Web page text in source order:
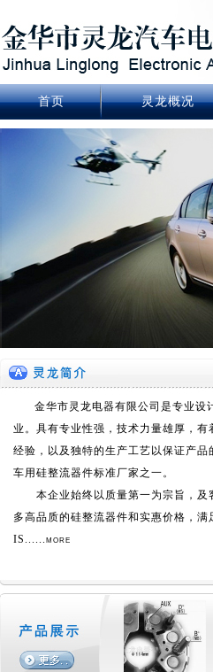
首页 灵龙概况
金华市灵龙电器有限公司是专业设
业。具有专业性强，技术力量雄厚，有
经验，以及独特的生产工艺以保证产
车用 硅整流器件标准厂家之一。
本企业始终以质量第一为宗旨，及
多高品质的硅整流器件和实惠价格，满
IS...... MORE